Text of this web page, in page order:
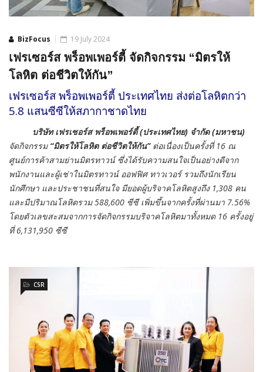
BizFocus 19 July 2024
เฟรเซอร์ส พร็อพเพอร์ตี้ จัดกิจกรรม “มิตรให้
โลหิต ต่อชีวิตให้กัน”
เฟรเซอร์ส พร็อพเพอร์ตี้ ประเทศไทย ส่งต่อโลหิตกว่า
5.8 แสนซีซีให้สภากาชาดไทย
บริษัท เฟรเซอร์ส พร็อพเพอร์ตี้ (ประเทศไทย) จำกัด (มหาชน)
จัดกิจกรรม “มิตรให้โลหิต ต่อชีวิตให้กัน”ต่อเนื่องเป็นครั้งที่ 16 ณ
ศูนย์การค้าสามย่านมิตรทาวน์ ซึ่งได้รับความสนใจเป็นอย่างดีจาก
พนักงานและผู้เช่าในมิตรทาวน์ ออฟฟิศ ทาวเวอร์ รวมถึงนักเรียน
นักศึกษา และประชาชนที่สนใจ มียอดผู้บริจาคโลหิตสูงถึง 1,308 คน
และมีปริมาณโลหิตรวม 588,600 ซีซี เพิ่มขึ้นจากครั้งที่ผ่านมา 7.56%
โดยตัวเลขสะสมจากการจัดกิจกรรมบริจาคโลหิตมาทั้งหมด 16 ครั้งอยู่
ที่ 6,131,950 ซีซี
CSR